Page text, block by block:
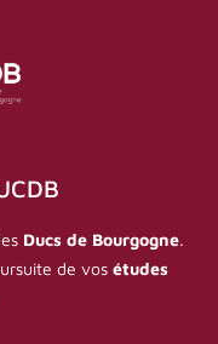
Ducs de Bourgogne.
de vos études